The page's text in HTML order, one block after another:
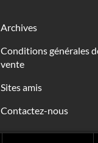
Archives
Conditions générales
vente
Sites amis
Contactez-nous